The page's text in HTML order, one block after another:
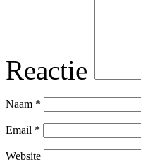
Reactie
Naam *
Email *
Website